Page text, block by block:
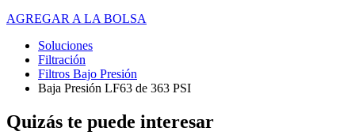
AGREGAR A LA BOLSA
Soluciones
Filtración
Filtros Bajo Presión
Baja Presión LF63 de 363 PSI
Quizás te puede interesar